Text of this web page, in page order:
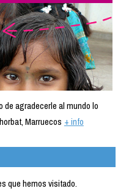
agradecerle al mundo lo
Marruecos + info
que hemos visitado.